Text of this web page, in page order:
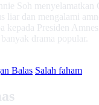
Soh menyelamatkan
liar dan mengalami
kepada Presiden
drama popular.
Balas Salah faham